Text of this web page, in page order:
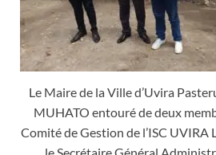
Le Maire de la Ville d’Uvira
MUHATO entouré de deux
Comité de Gestion de l’ISC UVIRA